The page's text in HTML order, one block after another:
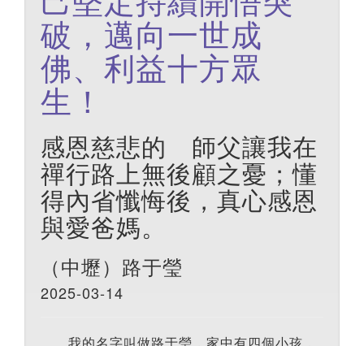
破，邁向一世成
佛、利益十方眾
生！
感恩慈悲的 師父讓我在
禪行路上無後顧之憂；懂
得內省懺悔後，真心感恩
與愛爸媽。
（中壢）路于瑩
2025-03-14